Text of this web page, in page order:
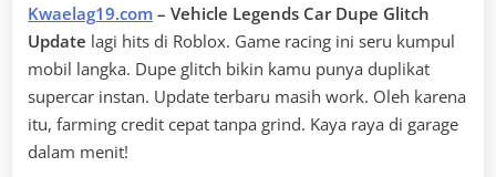
Kwaelag19.com – Vehicle Legends Car Dupe Glitch
Update lagi hits di Roblox. Game racing ini seru kumpul
mobil langka. Dupe glitch bikin kamu punya duplikat
supercar instan. Update terbaru masih work. Oleh karena
itu, farming credit cepat tanpa grind. Kaya raya di garage
dalam menit!